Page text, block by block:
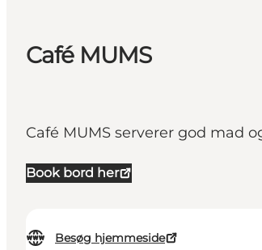
Café MUMS
Café MUMS serverer god mad
Book bord her
Besøg hjemmeside